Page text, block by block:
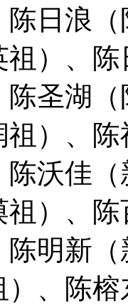
陈日浪
祖）、
陈圣湖
祖）、
陈沃佳
祖）、
陈明新
）、陈